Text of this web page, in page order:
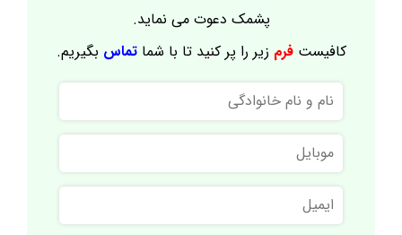
پشمک دعوت می نماید.
کافیستفرم زیر را پر کنید تا با شماتماس بگیریم.
نام
و
نام
خانوادگی
موبایل
ایمیل